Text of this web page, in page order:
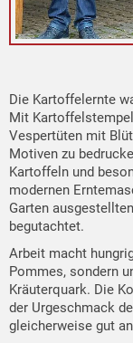
Die Kartoffelernte
Mit
Vespertüten mit
Motiven zu
Kartoffeln und
modernen
Garten
begutachtet.
Arbeit macht
Pommes, sondern
Kräuterquark. Die
der Urgeschmack
gleicherweise gut